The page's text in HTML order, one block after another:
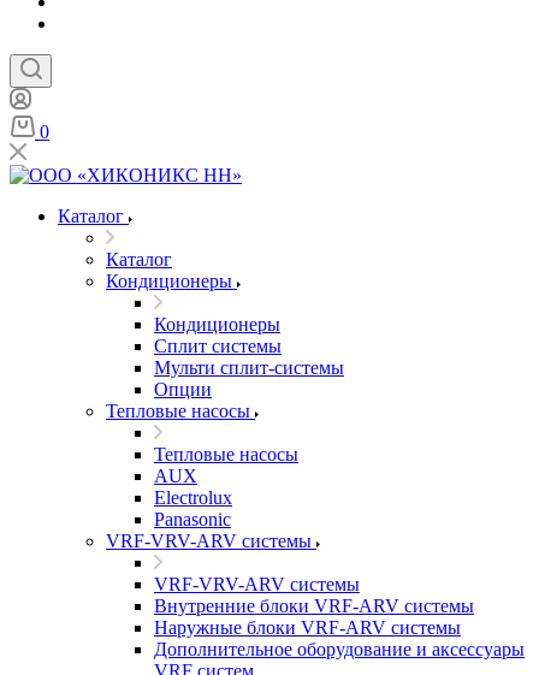
0
Каталог
Каталог
Кондиционеры
Кондиционеры
Сплит системы
Мульти сплит-системы
Опции
Тепловые насосы
Тепловые насосы
AUX
Electrolux
Panasonic
VRF-VRV-ARV системы
VRF-VRV-ARV системы
Внутренние блоки VRF-ARV системы
Наружные блоки VRF-ARV системы
Дополнительное оборудование и аксессуары
VRF систем